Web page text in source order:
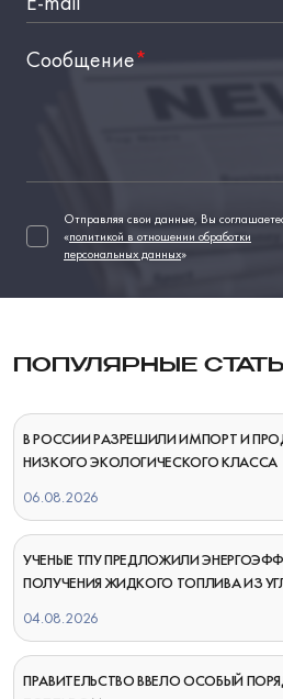
Сообщение*
Отправляя свои данные, Вы
«политикой в отношении обработки
персональных данных»
ПОПУЛЯРНЫЕ
В РОССИИ РАЗРЕШИЛИ ИМПОРТ И
НИЗКОГО ЭКОЛОГИЧЕСКОГО КЛАССА
06.08.2026
УЧЕНЫЕ ТПУ ПРЕДЛОЖИЛИ
ПОЛУЧЕНИЯ ЖИДКОГО ТОПЛИВА ИЗ
04.08.2026
ПРАВИТЕЛЬСТВО ВВЕЛО ОСОБЫЙ